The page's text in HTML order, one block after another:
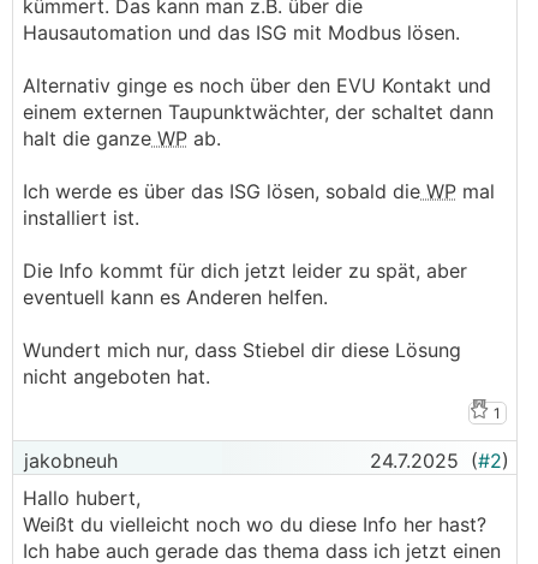
kümmert. Das kann man z.B. über die
Hausautomation und das ISG mit Modbus lösen.
Alternativ ginge es noch über den EVU Kontakt und
einem externen Taupunktwächter, der schaltet dann
halt die ganze WP ab.
Ich werde es über das ISG lösen, sobald die WP mal
installiert ist.
Die Info kommt für dich jetzt leider zu spät, aber
eventuell kann es Anderen helfen.
Wundert mich nur, dass Stiebel dir diese Lösung
nicht angeboten hat.
1
jakobneuh 24.7.2025 (#2)
Hallo hubert,
Weißt du vielleicht noch wo du diese Info her hast?
Ich habe auch gerade das thema dass ich jetzt einen